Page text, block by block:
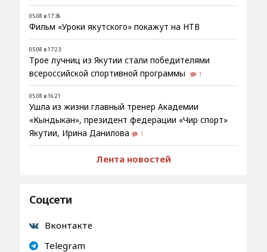
05.08 в 17:36
Фильм «Уроки якутского» покажут на НТВ
05.08 в 17:23
Трое лучниц из Якутии стали победителями
всероссийской спортивной программы
1
05.08 в 16:21
Ушла из жизни главный тренер Академии
«Кындыкан», президент федерации «Чир спорт»
Якутии, Ирина Данилова
1
Лента новостей
Соцсети
Вконтакте
Telegram